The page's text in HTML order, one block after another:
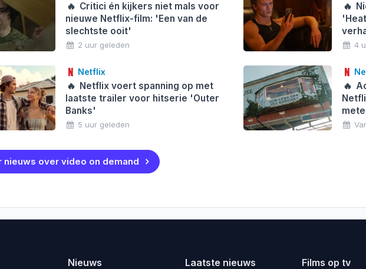
🔥 Critici én kijkers niet mals voor
nieuwe Netflix-film: 'Een van de
slechtste ooit'
2 uur geleden
🔥
4
Netflix
🔥
Netflix voert spanning op met
laatste trailer voor hitserie 'Outer
Banks'
5 uur geleden
🔥
nieuws over video on demand
Nieuws Laatste nieuws Films op tv